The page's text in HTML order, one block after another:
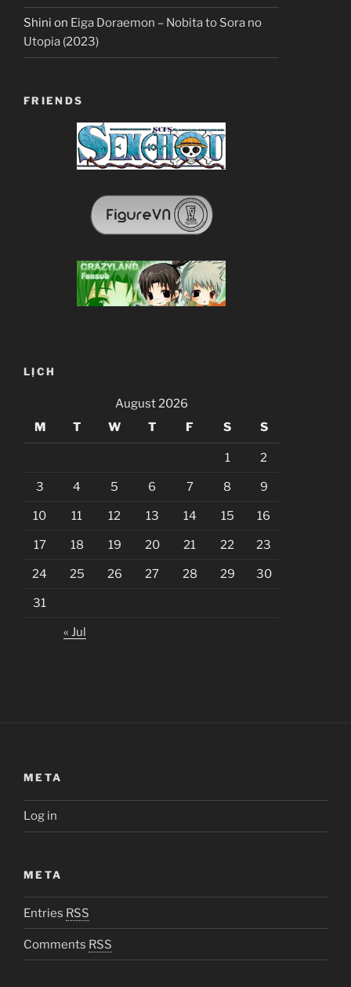
Shini on Eiga Doraemon – Nobita to Sora no
Utopia (2023)
FRIENDS
LỊCH
August 2026
M
T W T F S S
1 2
3 4 5 6 7 8 9
10 11 12 13 14 15 16
17 18 19 20 21 22 23
24 25 26 27 28 29 30
31
« Jul
META
Log in
META
Entries RSS
Comments RSS